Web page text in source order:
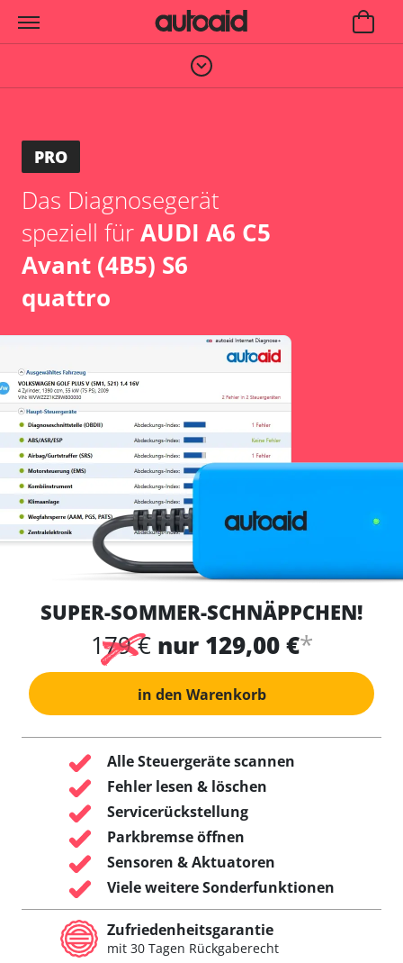
PRO
Das Diagnosegerät
speziell fürAUDI A6 C5
Avant (4B5) S6
quattro
SUPER-SOMMER-SCHNÄPPCHEN!
179 € nur 129,00 €*
in den Warenkorb
Alle Steuergeräte scannen
Fehler lesen & löschen
Servicerückstellung
Parkbremse öffnen
Sensoren & Aktuatoren
Viele weitere Sonderfunktionen
Zufriedenheitsgarantie
mit 30 Tagen Rückgaberecht